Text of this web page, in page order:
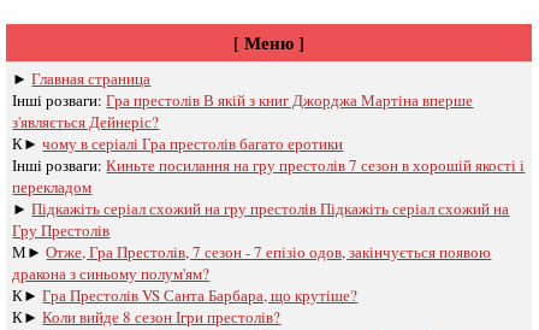
[ Меню ]
►Главная страница
Інші розваги: ​​Гра престолів В якій з книг Джорджа Мартіна вперше
з'являється Дейнеріс?
К►чому в серіалі Гра престолів багато еротики
Інші розваги: ​​Киньте посилання на гру престолів 7 сезон в хорошій якості і
перекладом
►Підкажіть серіал схожий на гру престолів Підкажіть серіал схожий на
Гру Престолів
М►Отже, Гра Престолів, 7 сезон - 7 епізіо одов, закінчується появою
дракона з синьому полум'ям?
К►Гра Престолів VS Санта Барбара, що крутіше?
К►Коли вийде 8 сезон Ігри престолів?